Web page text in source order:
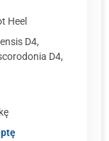
Heel
D4,
D4,